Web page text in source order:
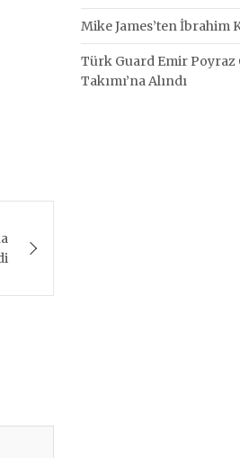
Mike James’ten İbrahim
Türk Guard Emir Poyraz
Takımı’na Alındı